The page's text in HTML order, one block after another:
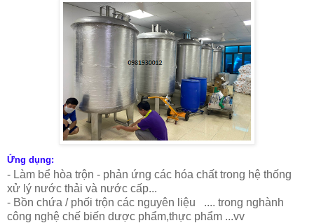
Ứng dụng:
- Làm bể hòa trộn - phản ứng các hóa chất trong hệ thống
xử lý nước thải và nước cấp...
- Bồn chứa / phối trộn các nguyên liệu .... trong nghành
công nghệ chế biến dược phẩm,thực phẩm ...vv